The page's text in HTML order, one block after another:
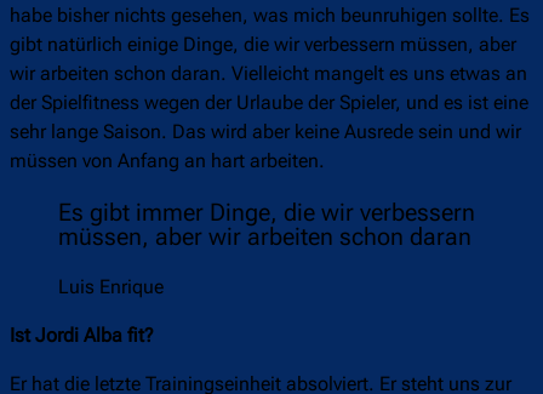
habe bisher nichts gesehen, was mich beunruhigen sollte. Es
gibt natürlich einige Dinge, die wir verbessern müssen, aber
wir arbeiten schon daran. Vielleicht mangelt es uns etwas an
der Spielfitness wegen der Urlaube der Spieler, und es ist eine
sehr lange Saison. Das wird aber keine Ausrede sein und wir
müssen von Anfang an hart arbeiten.
Es gibt immer Dinge, die wir verbessern
müssen, aber wir arbeiten schon daran
Luis Enrique
Ist Jordi Alba fit?
Er hat die letzte Trainingseinheit absolviert. Er steht uns zur